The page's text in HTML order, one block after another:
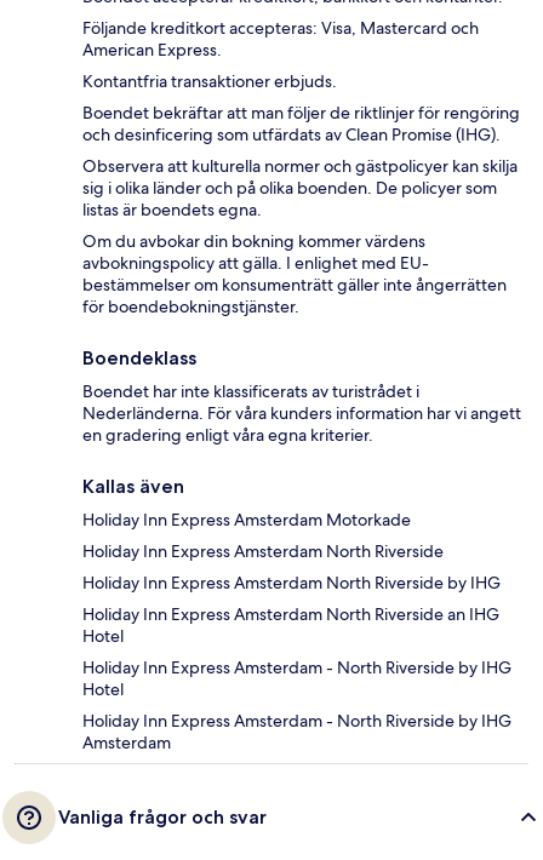
Följande kreditkort accepteras: Visa, Mastercard och
American Express.
Kontantfria transaktioner erbjuds.
Boendet bekräftar att man följer de riktlinjer för rengöring
och desinficering som utfärdats av Clean Promise (IHG).
Observera att kulturella normer och gästpolicyer kan skilja
sig i olika länder och på olika boenden. De policyer som
listas är boendets egna.
Om du avbokar din bokning kommer värdens
avbokningspolicy att gälla. I enlighet med EU-
bestämmelser om konsumenträtt gäller inte ångerrätten
för boendebokningstjänster.
Boendeklass
Boendet har inte klassificerats av turistrådet i
Nederländerna. För våra kunders information har vi angett
en gradering enligt våra egna kriterier.
Kallas även
Holiday Inn Express Amsterdam Motorkade
Holiday Inn Express Amsterdam North Riverside
Holiday Inn Express Amsterdam North Riverside by IHG
Holiday Inn Express Amsterdam North Riverside an IHG
Hotel
Holiday Inn Express Amsterdam - North Riverside by IHG
Hotel
Holiday Inn Express Amsterdam - North Riverside by IHG
Amsterdam
Vanliga frågor och svar